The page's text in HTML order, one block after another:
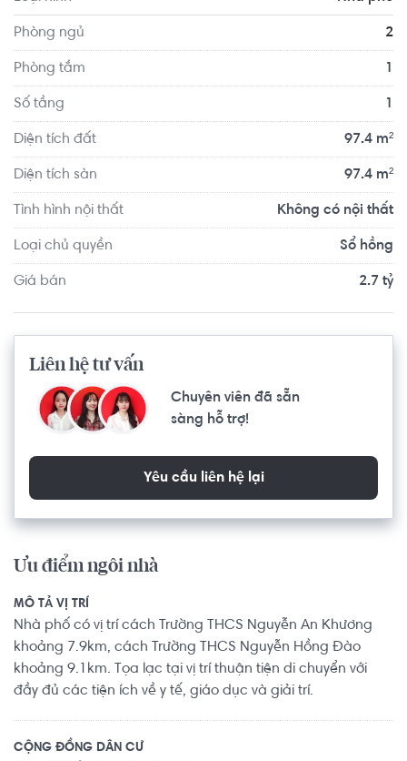
Phòng ngủ 2
Phòng tắm 1
Số tầng 1
Diện tích đất 97.4 m²
Diện tích sàn 97.4 m²
Tình hình nội thất Không có nội thất
Loại chủ quyền Sổ hồng
Giá bán 2.7 tỷ
Liên hệ tư vấn
Chuyên viên đã sẵn
sàng hỗ trợ!
Yêu cầu liên hệ lại
Ưu điểm ngôi nhà
MÔ TẢ VỊ TRÍ
Nhà phố có vị trí cách Trường THCS Nguyễn An Khương
khoảng 7.9km, cách Trường THCS Nguyễn Hồng Đào
khoảng 9.1km. Tọa lạc tại vị trí thuận tiện di chuyển với
đầy đủ các tiện ích về y tế, giáo dục và giải trí.
CỘNG ĐỒNG DÂN CƯ